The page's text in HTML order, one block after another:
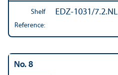
Shelf
Reference:
EDZ-1031/7.2.NL
No. 8